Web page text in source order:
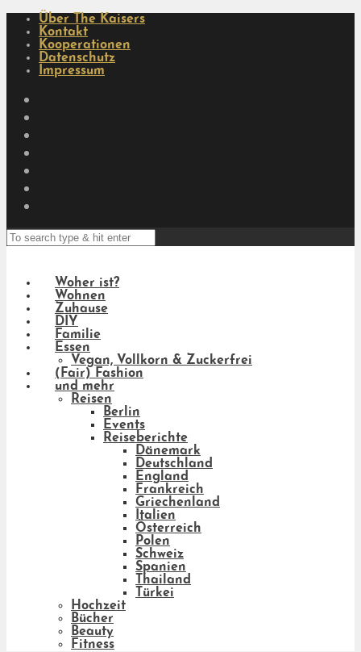
Über The Kaisers
Kontakt
Kooperationen
Datenschutz
Impressum
Woher ist?
Wohnen
Zuhause
DIY
Familie
Essen
Vegan, Vollkorn & Zuckerfrei
(Fair) Fashion
und mehr
Reisen
Berlin
Events
Reiseberichte
Dänemark
Deutschland
England
Frankreich
Griechenland
Italien
Österreich
Polen
Schweiz
Spanien
Thailand
Türkei
Hochzeit
Bücher
Beauty
Fitness